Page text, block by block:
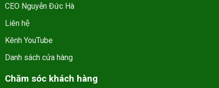
CEO Nguyễn Đức Hà
Liên hệ
Kênh YouTube
Danh sách cửa hàng
Chăm sóc khách hàng